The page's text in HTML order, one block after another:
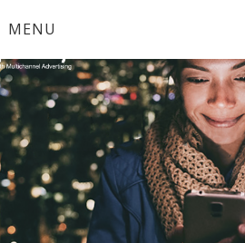
toMENU
Smooth Multichannel Advertising